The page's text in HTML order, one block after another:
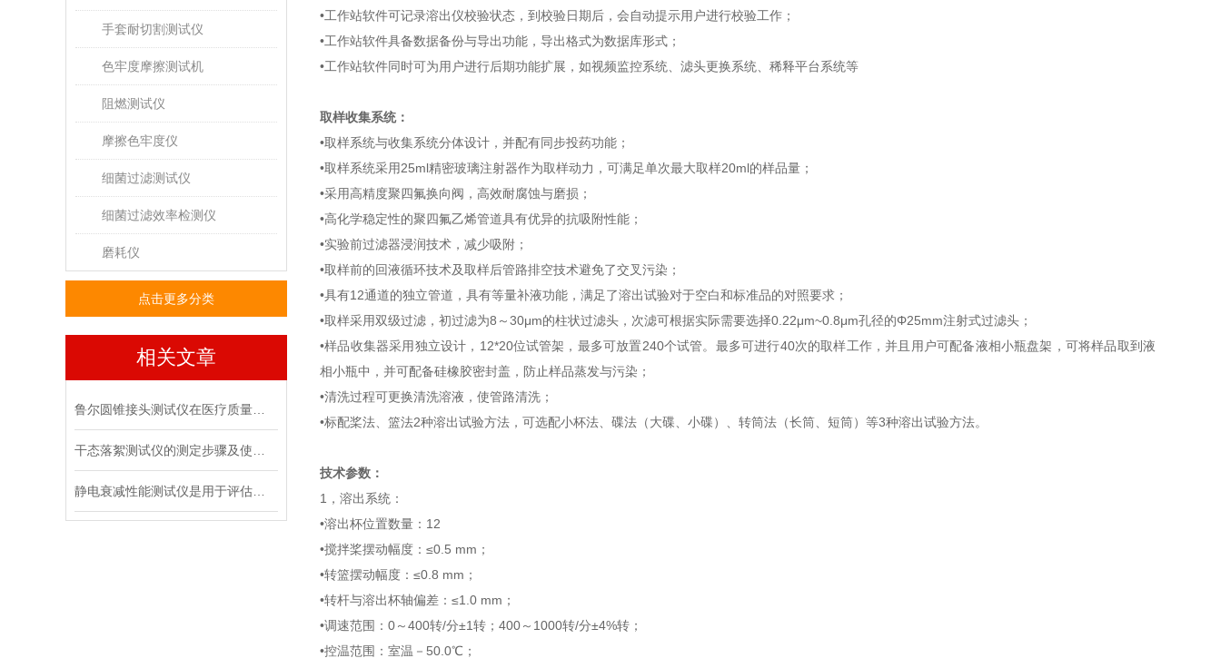
手套耐切割测试仪
色牢度摩擦测试机
阻燃测试仪
摩擦色牢度仪
细菌过滤测试仪
细菌过滤效率检测仪
磨耗仪
点击更多分类
相关文章
•工作站软件可记录溶出仪校验状态，到校验日期后，会自动提示用户进行校验工作；
•工作站软件具备数据备份与导出功能，导出格式为数据库形式；
•工作站软件同时可为用户进行后期功能扩展，如视频监控系统、滤头更换系统、稀释平台系统等
取样收集系统：
•取样系统与收集系统分体设计，并配有同步投药功能；
•取样系统采用25ml精密玻璃注射器作为取样动力，可满足单次最大取样20ml的样品量；
•采用高精度聚四氟换向阀，高效耐腐蚀与磨损；
•高化学稳定性的聚四氟乙烯管道具有优异的抗吸附性能；
•实验前过滤器浸润技术，减少吸附；
•取样前的回液循环技术及取样后管路排空技术避免了交叉污染；
•具有12通道的独立管道，具有等量补液功能，满足了溶出试验对于空白和标准品的对照要求；
•取样采用双级过滤，初过滤为8 ～30μm的柱状过滤头，次滤可根据实际需要选择0.22μm~0.8μm孔径的Φ25mm注射式过滤头；
•样品收集器采用独立设计， 12*20位试管架，最多可放置240个试管。最多可进行40次的取样工作，并且用户可配备液相小瓶盘架，可将样品取到液
相小瓶中，并可配备硅橡胶密封盖，防止样品蒸发与污染；
•清洗过程可更换清洗溶液，使管路清洗；
•标配桨法、篮法2种溶出试验方法，可选配小杯法、碟法（大碟、小碟）、转筒法（长筒、短筒）等3种溶出试验方法。
技术参数：
1 ， 溶出系统：
•溶出杯位置数量： 12
•搅拌桨摆动幅度：≤0.5 mm ；
•转篮摆动幅度：≤0.8 mm ；
•转杆与溶出杯轴偏差：≤1.0 mm ；
•调速范围： 0～400转/分±1转； 400～ 1000转/分±4%转 ；
•控温范围：室温－ 50.0℃ ；